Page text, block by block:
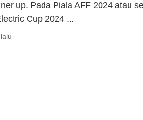
up. Pada Piala AFF 2024 atau
Cup 2024 ...